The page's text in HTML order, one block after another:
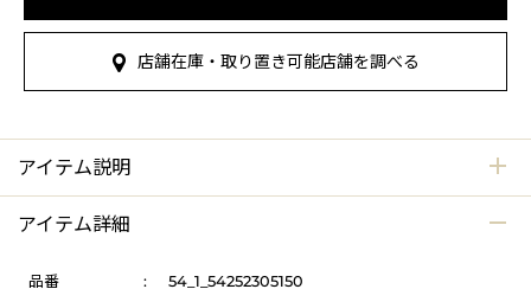
店舗在庫・取り置き可能店舗を調べる
アイテム説明
アイテム詳細
品番 :
54_1_54252305150